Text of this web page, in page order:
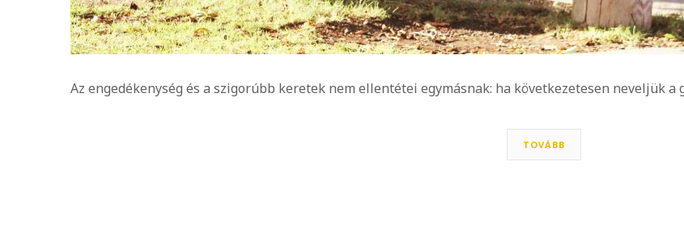
Az engedékenység és a szigorúbb keretek nem ellentétei egymásnak: ha következetesen neveljük
TOVÁBB